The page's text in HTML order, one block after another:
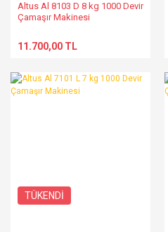
Altus Al 8103 D 8 kg 1000 Devir
Çamaşır Makinesi
11.700,00 TL
TÜKENDİ